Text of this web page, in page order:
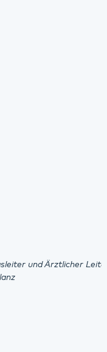
und Ärztlicher